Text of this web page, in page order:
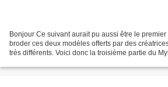
Bonjour Ce suivant aurait pu aussi être le
broder ces deux modèles offerts par des
très différents. Voici donc la troisième partie du